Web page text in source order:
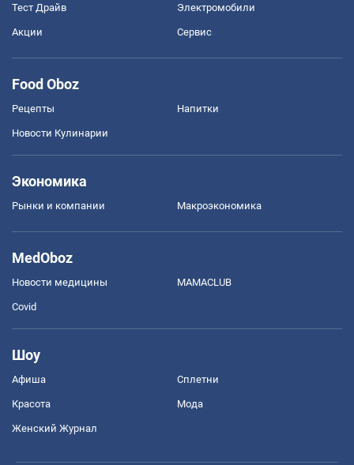
Тест Драйв Электромобили
Акции Сервис
Food Oboz
Рецепты Напитки
Новости Кулинарии
Экономика
Рынки и компании Mакроэкономика
MedOboz
Новости медицины MAMACLUB
Covid
Шоу
Афиша Сплетни
Красота Мода
Женский Журнал